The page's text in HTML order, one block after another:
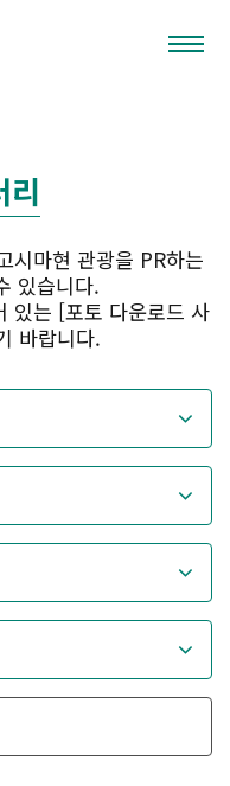
리
시마현 관광을 PR하는
있습니다.
있는 [포토 다운로드 사
바랍니다.